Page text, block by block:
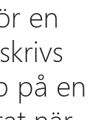
en
på en